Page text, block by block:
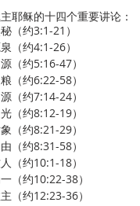
耶稣的十四个重要讲论：
（约3:1-21）
（约4:1-26）
（约5:16-47）
（约6:22-58）
（约7:14-24）
（约8:12-19）
（约8:21-29）
（约8:31-58）
（约10:1-18）
（约10:22-38）
（约12:23-36）